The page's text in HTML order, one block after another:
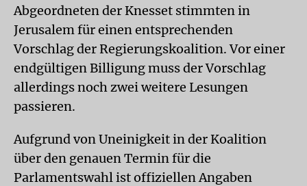
Abgeordneten der Knesset stimmten in
Jerusalem für einen entsprechenden
Vorschlag der Regierungskoalition. Vor einer
endgültigen Billigung muss der Vorschlag
allerdings noch zwei weitere Lesungen
passieren.
Aufgrund von Uneinigkeit in der Koalition
über den genauen Termin für die
Parlamentswahl ist offiziellen Angaben